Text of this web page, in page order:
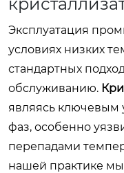
Эксплуатация
условиях низких
стандартных
обслуживанию.
являясь ключевым
фаз, особенно
перепадами
нашей практике мы